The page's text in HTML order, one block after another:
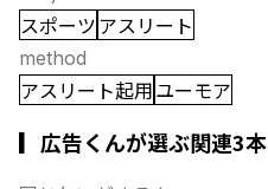
スポーツアスリート
method
アスリート起用ユーモア
▎広告くんが選ぶ関連3本